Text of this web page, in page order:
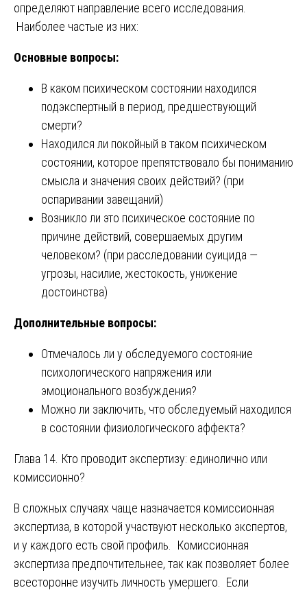
определяют направление всего исследования.
Наиболее частые из них:
Основные вопросы:
В каком психическом состоянии находился
подэкспертный в период, предшествующий
смерти?
Находился ли покойный в таком психическом
состоянии, которое препятствовало бы пониманию
смысла и значения своих действий? (при
оспаривании завещаний)
Возникло ли это психическое состояние по
причине действий, совершаемых другим
человеком? (при расследовании суицида —
угрозы, насилие, жестокость, унижение
достоинства)
Дополнительные вопросы:
Отмечалось ли у обследуемого состояние
психологического напряжения или
эмоционального возбуждения?
Можно ли заключить, что обследуемый находился
в состоянии физиологического аффекта?
Глава 14. Кто проводит экспертизу: единолично или
комиссионно?
В сложных случаях чаще назначается комиссионная
экспертиза, в которой участвуют несколько экспертов,
и у каждого есть свой профиль. Комиссионная
экспертиза предпочтительнее, так как позволяет более
всесторонне изучить личность умершего. Если